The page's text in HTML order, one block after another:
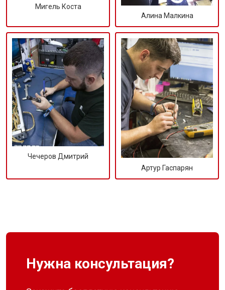
Мигель Коста
Алина Малкина
Чечеров Дмитрий
Артур Гаспарян
Нужна консультация?